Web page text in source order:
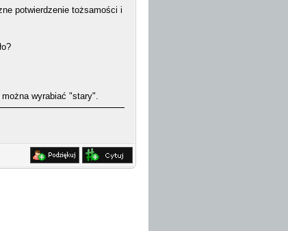
potwierdzenie tożsamości i
wyrabiać "stary".